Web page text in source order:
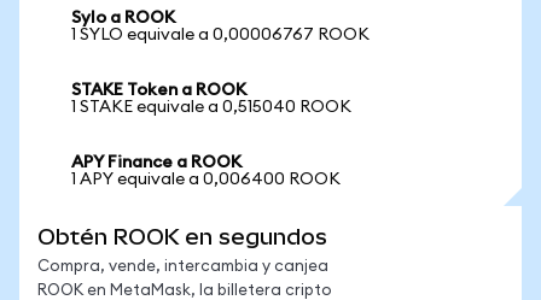
Sylo a ROOK
1 SYLO equivale a 0,00006767 ROOK
STAKE Token a ROOK
1 STAKE equivale a 0,515040 ROOK
APY Finance a ROOK
1 APY equivale a 0,006400 ROOK
Obtén ROOK en segundos
Compra, vende, intercambia y canjea
ROOK en MetaMask, la billetera cripto